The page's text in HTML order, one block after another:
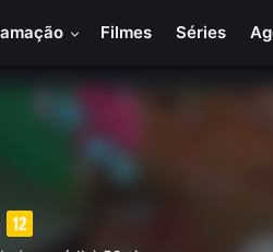
Filmes Séries